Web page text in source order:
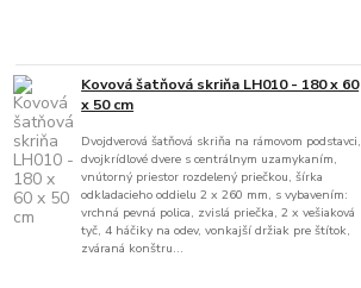
Kovová šatňová skriňa LH010 - 180 x 60
x 50 cm
Dvojdverová šatňová skriňa na rámovom podstavci,
dvojkrídlové dvere s centrálnym uzamykaním,
vnútorný priestor rozdelený priečkou, šírka
odkladacieho oddielu 2 x 260 mm, s vybavením:
vrchná pevná polica, zvislá priečka, 2 x vešiaková
tyč, 4 háčiky na odev, vonkajší držiak pre štítok,
zváraná konštru...